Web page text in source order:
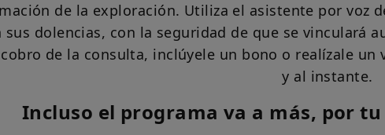
de la exploración. Utiliza el asistente por voz
dolencias, con la seguridad de que se vinculará
de la consulta, inclúyele un bono o realízale
y al instante.
Incluso el programa va a más, por